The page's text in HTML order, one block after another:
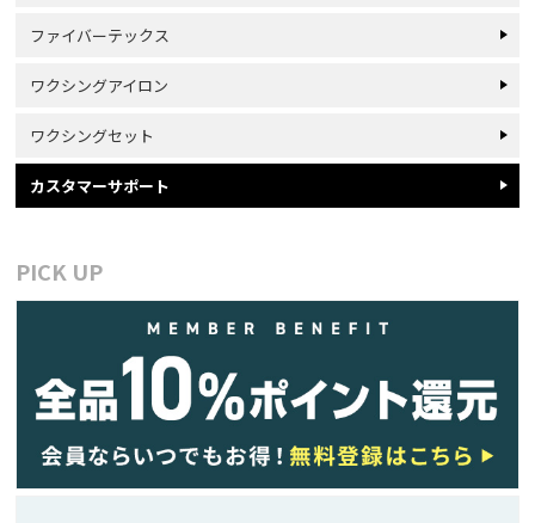
ファイバーテックス
ワクシングアイロン
ワクシングセット
カスタマーサポート
PICK UP